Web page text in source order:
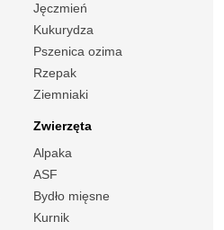
Jęczmień
Kukurydza
Pszenica ozima
Rzepak
Ziemniaki
Zwierzęta
Alpaka
ASF
Bydło mięsne
Kurnik